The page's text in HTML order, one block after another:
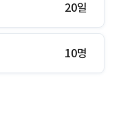
20일
10명